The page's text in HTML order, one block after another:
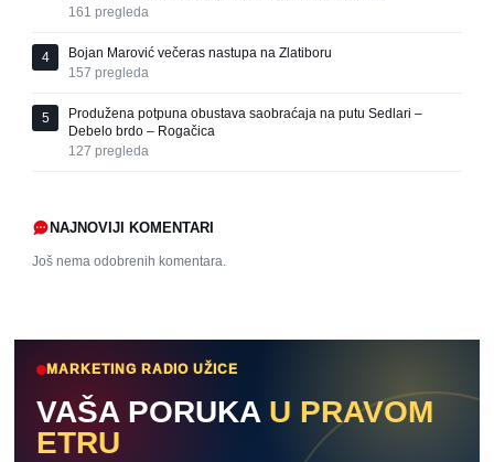
161 pregleda
4
Bojan Marović večeras nastupa na Zlatiboru
157 pregleda
5
Produžena potpuna obustava saobraćaja na putu Sedlari –
Debelo brdo – Rogačica
127 pregleda
NAJNOVIJI KOMENTARI
Još nema odobrenih komentara.
MARKETING RADIO UŽICE
VAŠA PORUKA U PRAVOM
ETRU